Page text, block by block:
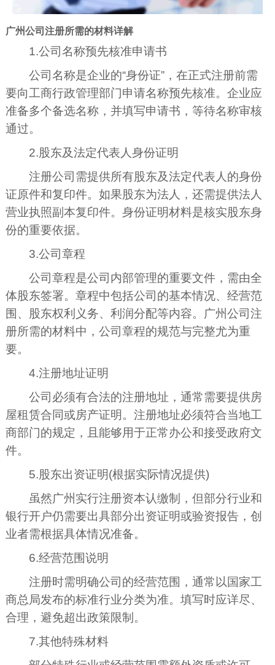
广州公司注册所需的材料详解
1.公司名称预先核准申请书
公司名称是企业的“身份证”，在正式注册前需
要向工商行政管理部门申请名称预先核准。企业应
准备多个备选名称，并填写申请书，等待名称审核
通过。
2.股东及法定代表人身份证明
注册公司需提供所有股东及法定代表人的身份
证原件和复印件。如果股东为法人，还需提供法人
营业执照副本复印件。身份证明材料是核实股东身
份的重要依据。
3.公司章程
公司章程是公司内部管理的重要文件，需由全
体股东签署。章程中包括公司的基本情况、经营范
围、股东权利义务、利润分配等内容。广州公司注
册所需的材料中，公司章程的规范与完整尤为重
要。
4.注册地址证明
公司必须有合法的注册地址，通常需要提供房
屋租赁合同或房产证明。注册地址必须符合当地工
商部门的规定，且能够用于正常办公和接受政府文
件。
5.股东出资证明(根据实际情况提供)
虽然广州实行注册资本认缴制，但部分行业和
银行开户仍需要出具部分出资证明或验资报告，创
业者需根据具体情况准备。
6.经营范围说明
注册时需明确公司的经营范围，通常以国家工
商总局发布的标准行业分类为准。填写时应详尽、
合理，避免超出政策限制。
7.其他特殊材料